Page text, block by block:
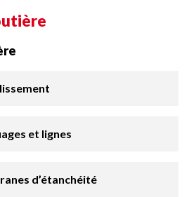
et lignes
d’étanchéité